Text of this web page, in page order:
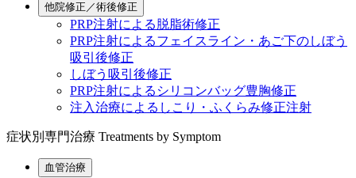
他院修正／術後修正
PRP注射による脱脂術修正
PRP注射によるフェイスライン・あご下のしぼう
吸引後修正
しぼう吸引後修正
PRP注射によるシリコンバッグ豊胸修正
注入治療によるしこり・ふくらみ修正注射
症状別専門治療 Treatments by Symptom
血管治療